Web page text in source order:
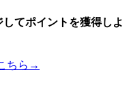
てポイントを獲得しよ
ちら→